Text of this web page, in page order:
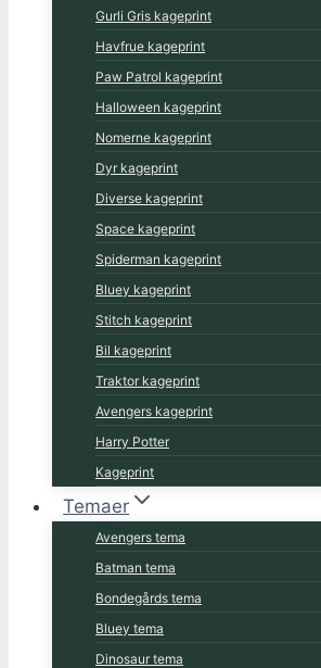
Gurli Gris kageprint
Havfrue kageprint
Paw Patrol kageprint
Halloween kageprint
Nomerne kageprint
Dyr kageprint
Diverse kageprint
Space kageprint
Spiderman kageprint
Bluey kageprint
Stitch kageprint
Bil kageprint
Traktor kageprint
Avengers kageprint
Harry Potter
Kageprint
Temaer
Avengers tema
Batman tema
Bondegårds tema
Bluey tema
Dinosaur tema